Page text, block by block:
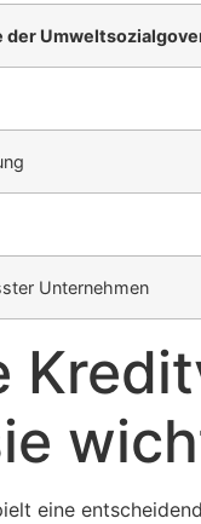
der
Unternehmen
eine